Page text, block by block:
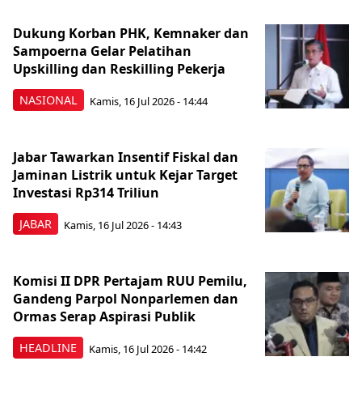
NASIONAL
Dukung Korban PHK, Kemnaker dan
Sampoerna Gelar Pelatihan
Upskilling dan Reskilling Pekerja
Kamis, 16 Jul 2026 - 14:44
JABAR
Jabar Tawarkan Insentif Fiskal dan
Jaminan Listrik untuk Kejar Target
Investasi Rp314 Triliun
Kamis, 16 Jul 2026 - 14:43
HEADLINE
Komisi II DPR Pertajam RUU Pemilu,
Gandeng Parpol Nonparlemen dan
Ormas Serap Aspirasi Publik
Kamis, 16 Jul 2026 - 14:42